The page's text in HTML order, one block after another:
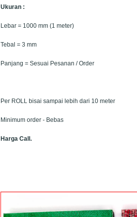
Ukuran :
Lebar = 1000 mm (1 meter)
Tebal = 3 mm
Panjang = Sesuai Pesanan / Order
Per ROLL bisai sampai lebih dari 10 meter
Minimum order - Bebas
Harga Call.